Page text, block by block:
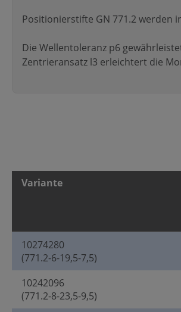
Positionierstifte GN 771.2 werden
Die Wellentoleranz p6
Zentrieransatz l3 erleichtert die
Variante
10274280
(771.2-6-19,5-7,5)
10242096
(771.2-8-23,5-9,5)